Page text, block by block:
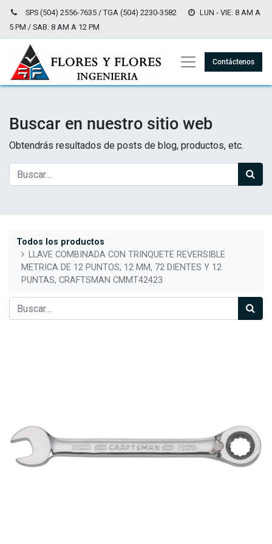
SPS (504) 2556-7635 / TGA (504) 2230-3582
LUN - VIE: 8 AM A
5 PM / SAB: 8 AM A 12 PM
Contáctenos
Buscar en nuestro sitio web
Obtendrás resultados de posts de blog, productos, etc.
Todos los productos
LLAVE COMBINADA CON TRINQUETE REVERSIBLE
METRICA DE 12 PUNTOS, 12 MM, 72 DIENTES Y 12
PUNTAS, CRAFTSMAN CMMT42423